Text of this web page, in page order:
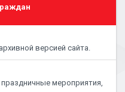
версией сайта.
мероприятия,